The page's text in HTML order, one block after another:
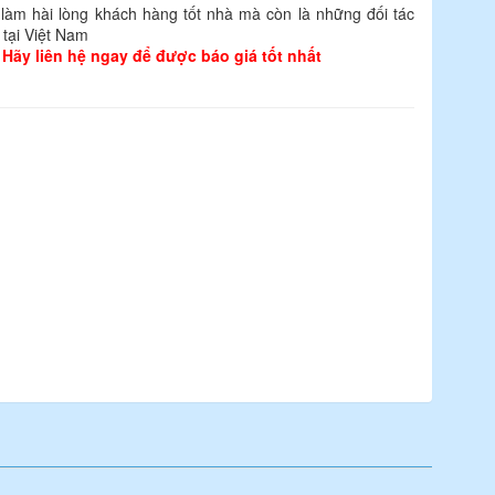
hài lòng khách hàng tốt nhà mà còn là những đối tác
Việt Nam
liên hệ ngay để được báo giá tốt nhất